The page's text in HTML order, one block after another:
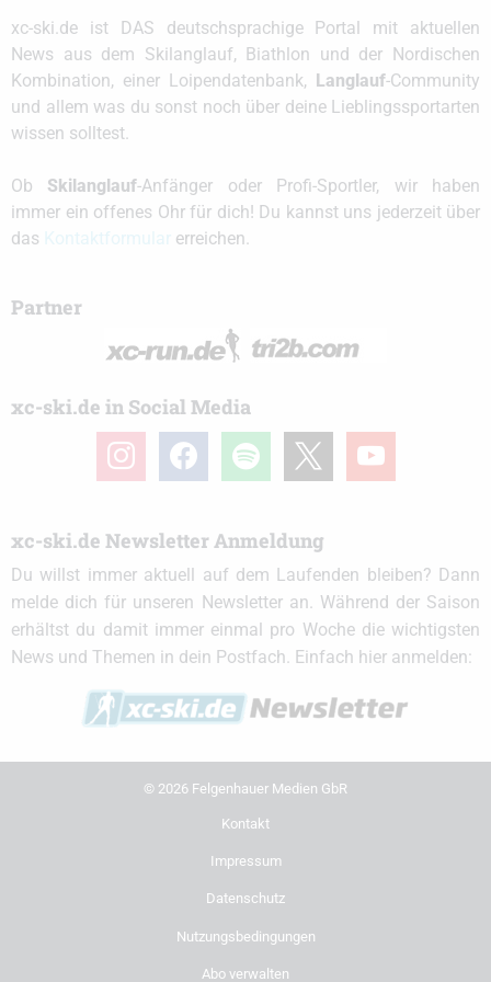
xc-ski.de ist DAS deutschsprachige Portal mit aktuellen
News aus dem Skilanglauf, Biathlon und der Nordischen
Kombination, einer Loipendatenbank, Langlauf-Community
und allem was du sonst noch über deine Lieblingssportarten
wissen solltest.
Ob Skilanglauf-Anfänger oder Profi-Sportler, wir haben
immer ein offenes Ohr für dich! Du kannst uns jederzeit über
das
erreichen.
Partner
xc-ski.de in Social Media
instagramfacebook spotify youtube
xc-ski.de Newsletter Anmeldung
Du willst immer aktuell auf dem Laufenden bleiben? Dann
melde dich für unseren Newsletter an. Während der Saison
erhältst du damit immer einmal pro Woche die wichtigsten
News und Themen in dein Postfach. Einfach hier anmelden:
© 2026 Felgenhauer Medien GbR
Kontakt
Impressum
Datenschutz
Nutzungsbedingungen
Abo verwalten